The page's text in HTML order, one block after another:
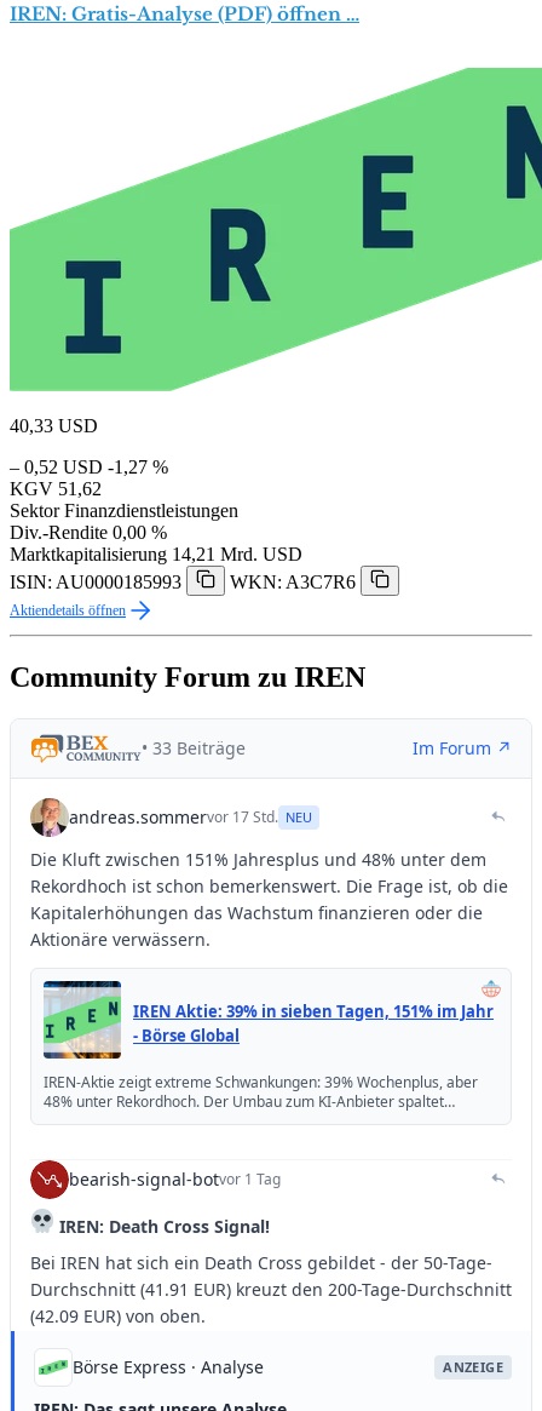
IREN: Gratis-Analyse (PDF) öffnen …
40,33 USD
– 0,52 USD -1,27 %
KGV 51,62
Sektor Finanzdienstleistungen
Div.-Rendite 0,00 %
Marktkapitalisierung 14,21 Mrd. USD
ISIN: AU0000185993
WKN: A3C7R6
Aktiendetails öffnen
Community Forum zu IREN